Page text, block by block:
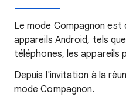
Le mode Compagnon est
appareils Android, tels
téléphones, les appareils
Depuis l'invitation à la
mode Compagnon.